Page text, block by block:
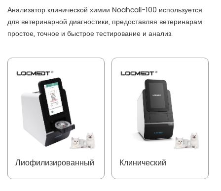
Анализатор клинической химии Noahcali-100 используется
для ветеринарной диагностики, предоставляя ветеринарам
простое, точное и быстрое тестирование и анализ.
Лиофилизированный
Клинический